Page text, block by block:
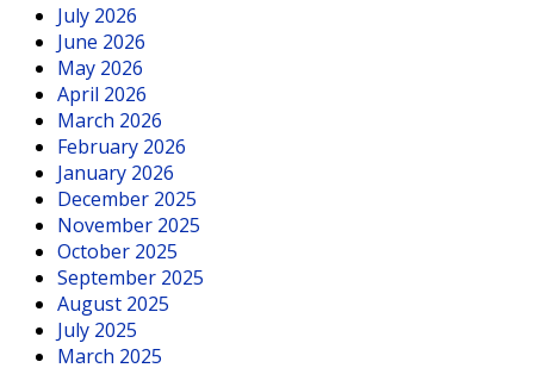
July 2026
June 2026
May 2026
April 2026
March 2026
February 2026
January 2026
December 2025
November 2025
October 2025
September 2025
August 2025
July 2025
March 2025